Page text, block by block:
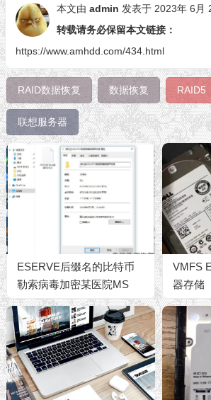
本文由 admin 发表于 2023年 6月
转载请务必保留本文链接：
https://www.amhdd.com/434.html
RAID数据恢复 数据恢复 RAID5
联想服务器
ESERVE后缀名的比特币
勒索病毒加密某医院MS
SQL2012数据库数据恢复
成功
VMFS
器存储